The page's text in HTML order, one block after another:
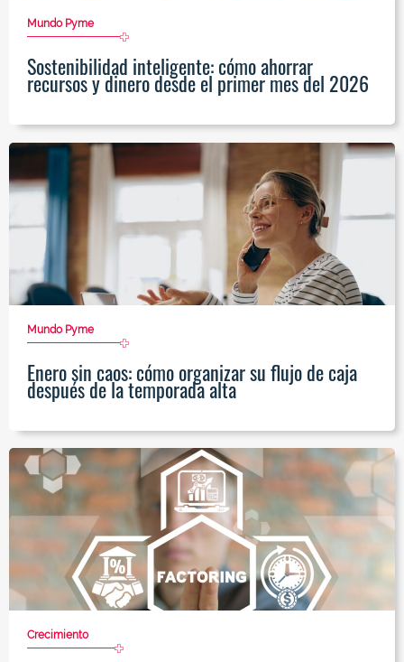
Mundo Pyme
Sostenibilidad inteligente: cómo ahorrar
recursos y dinero desde el primer mes del 2026
Mundo Pyme
Enero sin caos: cómo organizar su flujo de caja
después de la temporada alta
Crecimiento